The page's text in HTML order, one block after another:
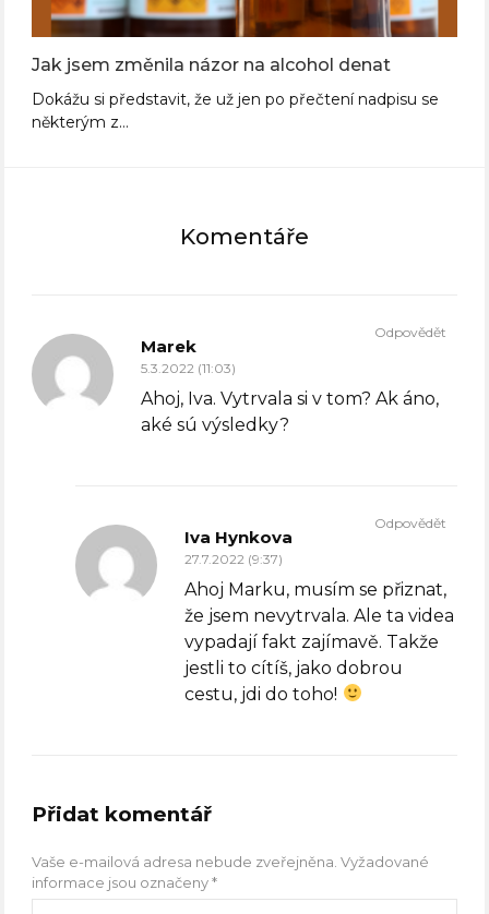
Jak jsem změnila názor na alcohol denat
Dokážu si představit, že už jen po přečtení nadpisu se
některým z…
Komentáře
Marek
5.3.2022 (11:03)
Ahoj, Iva. Vytrvala si v tom? Ak áno,
aké sú výsledky?
Odpovědět
Iva Hynkova
27.7.2022 (9:37)
Ahoj Marku, musím se přiznat,
že jsem nevytrvala. Ale ta videa
vypadají fakt zajímavě. Takže
jestli to cítíš, jako dobrou
cestu, jdi do toho!
Odpovědět
Přidat komentář
Vaše e-mailová adresa nebude zveřejněna. Vyžadované
informace jsou označeny*